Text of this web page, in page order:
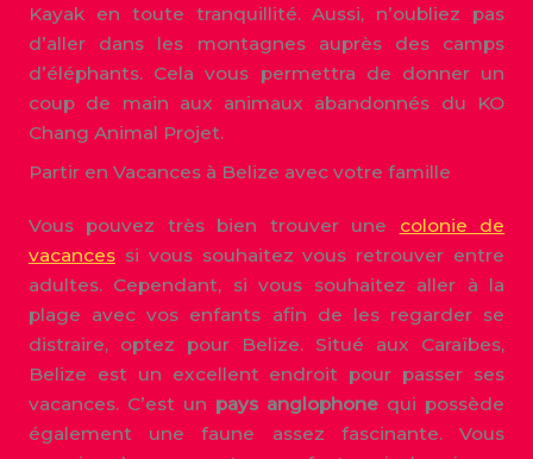
Kayak en toute tranquillité. Aussi, n’oubliez pas
d’aller dans les montagnes auprès des camps
d’éléphants. Cela vous permettra de donner un
coup de main aux animaux abandonnés du KO
Chang Animal Projet.
Partir en Vacances à Belize avec votre famille
Vous pouvez très bien trouver une colonie de
vacancessi vous souhaitez vous retrouver entre
adultes. Cependant, si vous souhaitez aller à la
plage avec vos enfants afin de les regarder se
distraire, optez pour Belize. Situé aux Caraïbes,
Belize est un excellent endroit pour passer ses
vacances. C’est un pays anglophone qui possède
également une faune assez fascinante. Vous